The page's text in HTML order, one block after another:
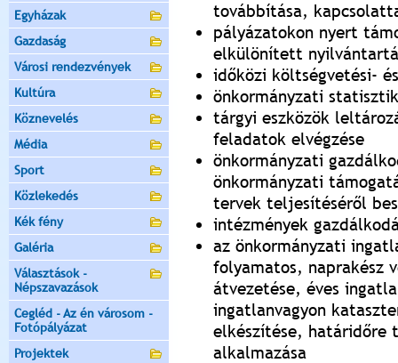
Egyházak
Gazdaság
Városi rendezvények
Kultúra
Köznevelés
Média
Sport
Közlekedés
Kék fény
Galéria
Választások -
Népszavazások
Cegléd - Az én városom -
Fotópályázat
Projektek
továbbítása,
pályázatokon nyert
elkülönített
időközi költségvetési-
önkormányzati
tárgyi eszközök
feladatok elvégzése
önkormányzati
önkormányzati
tervek teljesítéséről
intézmények
az önkormányzati
folyamatos, naprakész
átvezetése, éves
ingatlanvagyon
elkészítése, határidőre
alkalmazása